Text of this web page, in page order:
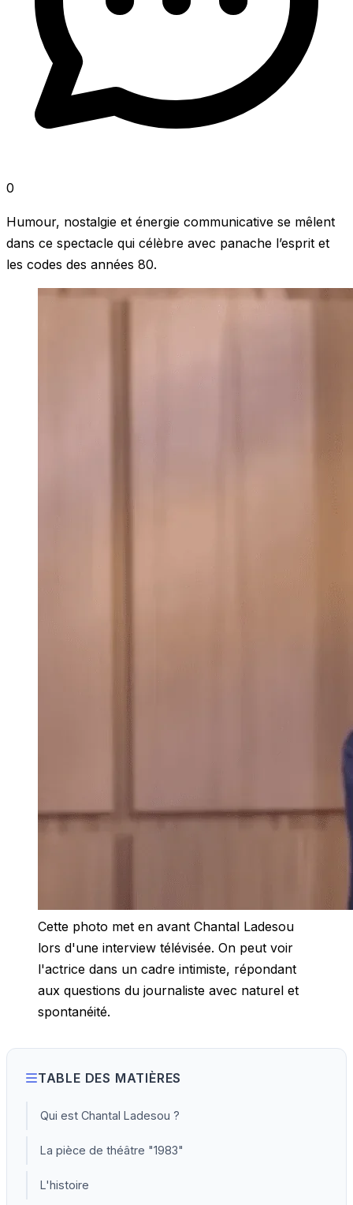
0
Humour, nostalgie et énergie communicative se mêlent
dans ce spectacle qui célèbre avec panache l’esprit et
les codes des années 80.
Cette photo met en avant Chantal Ladesou
lors d'une interview télévisée. On peut voir
l'actrice dans un cadre intimiste, répondant
aux questions du journaliste avec naturel et
spontanéité.
TABLE DES MATIÈRES
Qui est Chantal Ladesou ?
La pièce de théâtre "1983"
L'histoire